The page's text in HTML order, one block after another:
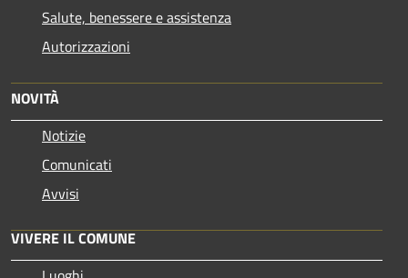
Salute, benessere e assistenza
Autorizzazioni
NOVITÀ
Notizie
Comunicati
Avvisi
VIVERE IL COMUNE